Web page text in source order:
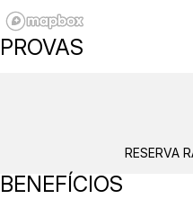
PROVAS
RESERVA
BENEFÍCIOS